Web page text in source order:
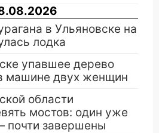
в Ульяновске на
лодка
упавшее дерево
машине двух женщин
области
мостов: один уже
почти завершены